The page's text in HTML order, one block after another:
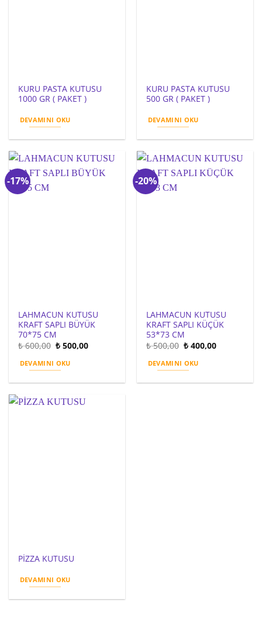
KURU PASTA KUTUSU
1000 GR ( PAKET )
DEVAMINI OKU
KURU PASTA KUTUSU
500 GR ( PAKET )
DEVAMINI OKU
-17%
LAHMACUN KUTUSU
KRAFT SAPLI BÜYÜK
70*75 CM
₺600,00 Orijinal
fiyat:
₺ 600,00.
₺ 500,00Şu
DEVAMINI OKU
-20%
LAHMACUN KUTUSU
KRAFT SAPLI KÜÇÜK
53*73 CM
₺500,00 Orijinal
fiyat:
₺ 500,00.
₺ 400,00Şu
DEVAMINI OKU
PİZZA KUTUSU
DEVAMINI OKU